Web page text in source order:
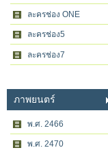
ละครช่อง ONE
ละครช่อง5
ละครช่อง7
ภาพยนตร์
พ.ศ. 2466
พ.ศ. 2470